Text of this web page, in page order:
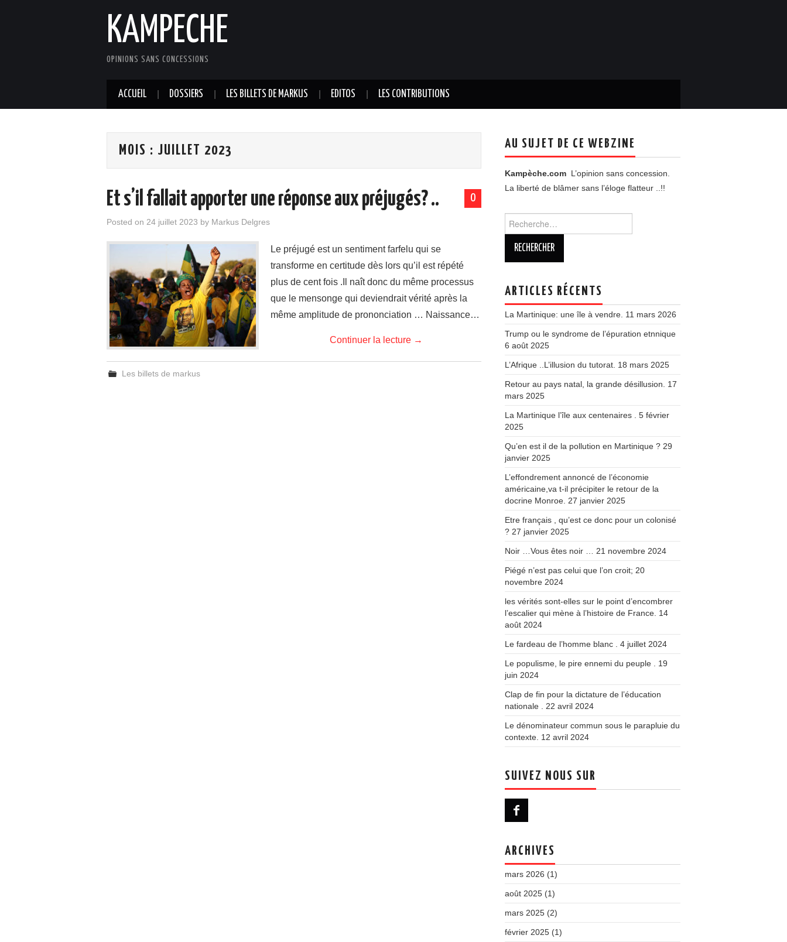
KAMPECHE
OPINIONS SANS CONCESSIONS
ACCUEIL DOSSIERS LES BILLETS DE MARKUS EDITOS LES CONTRIBUTIONS
MOIS : JUILLET 2023
0
Et s’il fallait apporter une réponse aux préjugés? ..
Posted on 24 juillet 2023 by Markus Delgres
Le préjugé est un sentiment farfelu qui se
transforme en certitude dès lors qu’il est répété
plus de cent fois .Il naît donc du même processus
que le mensonge qui deviendrait vérité après la
même amplitude de prononciation … Naissance…
Continuer la lecture →
Les billets de markus
AU SUJET DE CE WEBZINE
Kampèche.com L’opinion sans concession.
La liberté de blâmer sans l’éloge flatteur ..!!
ARTICLES RÉCENTS
La Martinique: une île à vendre. 11 mars 2026
Trump ou le syndrome de l’épuration etnnique
6 août 2025
L’Afrique ..L’illusion du tutorat. 18 mars 2025
Retour au pays natal, la grande désillusion.
17
mars 2025
La Martinique l’île aux centenaires .
5 février
2025
Qu’en est il de la pollution en Martinique ? 29
janvier 2025
L’effondrement annoncé de l’économie
américaine,va t-il précipiter le retour de la
docrine Monroe. 27 janvier 2025
Etre français , qu’est ce donc pour un colonisé
? 27 janvier 2025
Noir …Vous êtes noir … 21 novembre 2024
Piégé n’est pas celui que l’on croit; 20
novembre 2024
les vérités sont-elles sur le point d’encombrer
l’escalier qui mène à l’histoire de France. 14
août 2024
Le fardeau de l’homme blanc . 4 juillet 2024
Le populisme, le pire ennemi du peuple .
19
juin 2024
Clap de fin pour la dictature de l’éducation
nationale .
22 avril 2024
Le dénominateur commun sous le parapluie du
contexte. 12 avril 2024
SUIVEZ NOUS SUR
ARCHIVES
mars 2026 (1)
août 2025 (1)
mars 2025 (2)
février 2025 (1)